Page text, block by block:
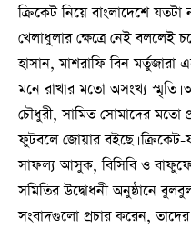
ক্রিকেট নিয়ে বাংলাদেশে যতটা
খেলাধুলার ক্ষেত্রে নেই
হাসান, মাশরাফি বিন মর্তুজারা
মনে রাখার মতো অসংখ্য স্মৃতি।
চৌধুরী, সামিত সোমাদের মতো
ফুটবলে জোয়ার বইছে।
সাফল্য আসুক, বিসিবি ও
সমিতির উদ্বোধনী অনুষ্ঠানে
সংবাদগুলো প্রচার করেন, তাদের